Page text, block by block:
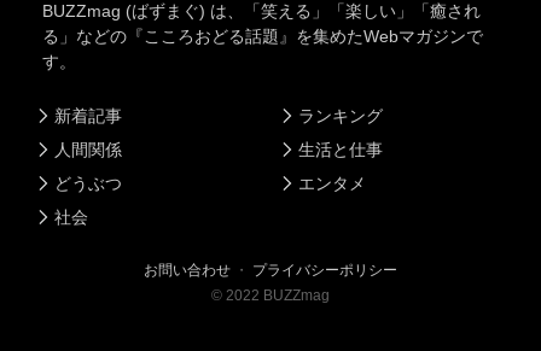
BUZZmag (ばずまぐ) は、「笑える」「楽しい」「癒され
る」などの『こころおどる話題』を集めたWebマガジンで
す。
新着記事
人間関係
どうぶつ
社会
ランキング
生活と仕事
エンタメ
お問い合わせ ・ プライバシーポリシー
© 2022 BUZZmag